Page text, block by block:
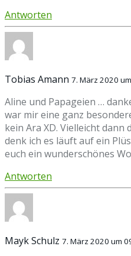
Antworten
Tobias Amann 7. März 2020
Aline und Papageien …
war mir eine ganz
kein Ara XD. Vielleicht dann
denk ich es läuft auf ein
euch ein wunderschönes
Antworten
Mayk Schulz 7. März 2020 um